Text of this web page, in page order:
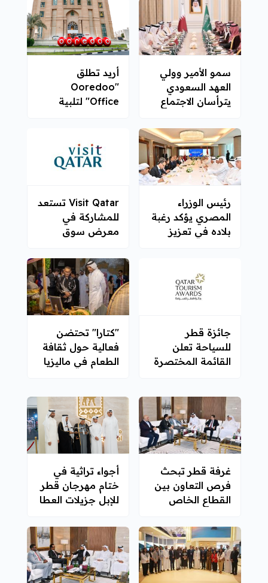
سمو الأمير وولي
العهد السعودي
يترأسان الاجتماع
التنسيق القطري
السعودي
أريد تطلق
"Ooredoo
Office" لتلبية
رئيس الوزراء
المصري يؤكد رغبة
بلاده في تعزيز
Visit Qatar تستعد
للمشاركة في
معرض سوق
2025 في لندن
جائزة قطر
للسياحة تعلن
القائمة المختصرة
"كتارا" تحتضن
فعالية حول ثقافة
الطعام في ماليزيا
غرفة قطر تبحث
فرص التعاون بين
القطاع الخاص
أجواء تراثية في
ختام مهرجان قطر
للإبل جزيلات العطا